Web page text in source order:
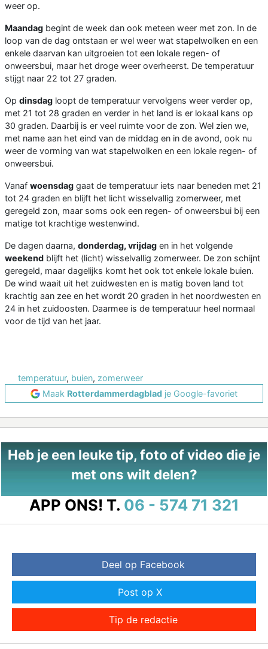
weer op.
Maandag begint de week dan ook meteen weer met zon. In de
loop van de dag ontstaan er wel weer wat stapelwolken en een
enkele daarvan kan uitgroeien tot een lokale regen- of
onweersbui, maar het droge weer overheerst. De temperatuur
stijgt naar 22 tot 27 graden.
Op dinsdag loopt de temperatuur vervolgens weer verder op,
met 21 tot 28 graden en verder in het land is er lokaal kans op
30 graden. Daarbij is er veel ruimte voor de zon. Wel zien we,
met name aan het eind van de middag en in de avond, ook nu
weer de vorming van wat stapelwolken en een lokale regen- of
onweersbui.
Vanaf woensdag gaat de temperatuur iets naar beneden met 21
tot 24 graden en blijft het licht wisselvallig zomerweer, met
geregeld zon, maar soms ook een regen- of onweersbui bij een
matige tot krachtige westenwind.
De dagen daarna, donderdag, vrijdag en in het volgende
weekend blijft het (licht) wisselvallig zomerweer. De zon schijnt
geregeld, maar dagelijks komt het ook tot enkele lokale buien.
De wind waait uit het zuidwesten en is matig boven land tot
krachtig aan zee en het wordt 20 graden in het noordwesten en
24 in het zuidoosten. Daarmee is de temperatuur heel normaal
voor de tijd van het jaar.
temperatuur, buien, zomerweer
Maak Rotterdammerdagblad je Google-favoriet
Heb je een leuke tip, foto of video die je
met ons wilt delen?
APP ONS! T. 06 - 574 71 321
Deel op Facebook
Post op X
Tip de redactie